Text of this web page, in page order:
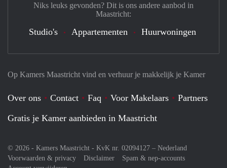
Op Kamers Maastricht vind en verhuur je makkelijk je Kamer
Over ons Contact Faq Voor Makelaars
Partners
Gratis je Kamer aanbieden in Maastricht
© 2026 - Kamers Maastricht - KvK nr. 02094127 – Nederland
Voorwaarden & privacy
Disclaimer
Spam & nep-accounts
Niks leuks gevonden? Dit is ons andere aanbod in
Maastricht:
Studio's Appartementen Huurwoningen